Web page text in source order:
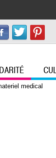
medical